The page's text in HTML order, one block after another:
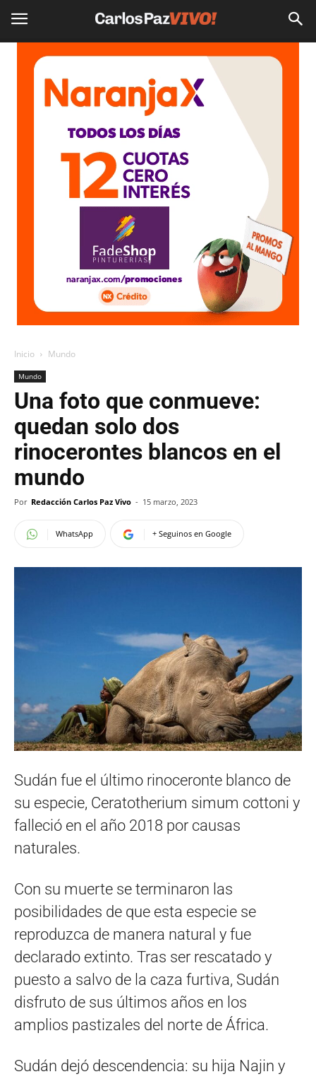
Inicio Mundo
Mundo
Una foto que conmueve:
quedan solo dos
rinocerontes blancos en el
mundo
Por Redacción Carlos Paz Vivo - 15 marzo, 2023
WhatsApp + Seguinos en Google
Sudán fue el último rinoceronte blanco de
su especie, Ceratotherium simum cottoni y
falleció en el año 2018 por causas
naturales.
Con su muerte se terminaron las
posibilidades de que esta especie se
reproduzca de manera natural y fue
declarado extinto. Tras ser rescatado y
puesto a salvo de la caza furtiva, Sudán
disfruto de sus últimos años en los
amplios pastizales del norte de África.
Sudán dejó descendencia: su hija Najin y